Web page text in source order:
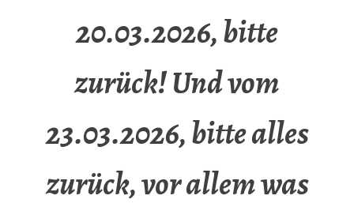
20.03.2026, bitte
zurück! Und vom
23.03.2026, bitte alles
zurück, vor allem was